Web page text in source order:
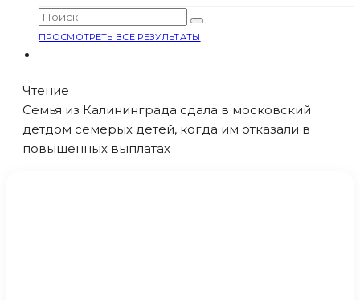
ПРОСМОТРЕТЬ ВСЕ РЕЗУЛЬТАТЫ
Чтение
Семья из Калининграда сдала в московский
детдом семерых детей, когда им отказали в
повышенных выплатах